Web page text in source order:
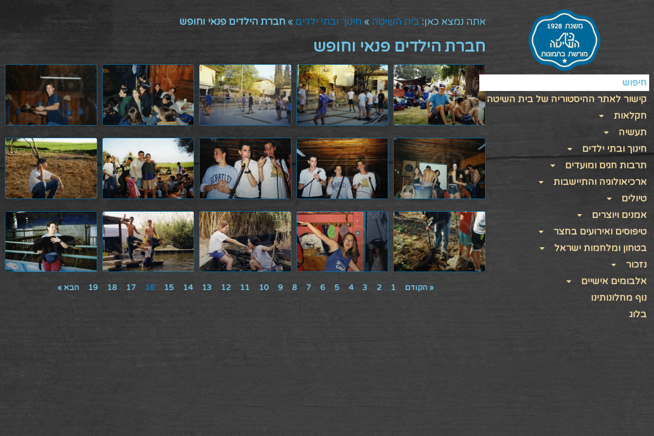
חיפוש
קישור לאתר ההיסטוריה של בית השיטה
חקלאות
תעשיה
חינוך ובתי ילדים
תרבות חגים ומועדים
ארכיאולוגיה והתיישבות
טיולים
אמנים ויוצרים
טיפוסים ואירועים בחצר
בטחון ומלחמות ישראל
נזכור
אלבומים אישיים
נוף מחלונותינו
בלוג
אתה נמצא כאן: בית השיטה » חינוך ובתי ילדים » חברת הילדים פנאי וחופש
חברת הילדים פנאי וחופש
« הקודם 1
2
3
4
5
6
7
8
9
10
11
12
13
14
15
16
17
18
19 הבא »